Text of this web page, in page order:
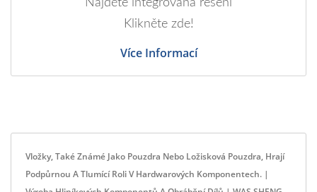
Najděte integrovaná řešení
Klikněte zde!
Více Informací
Vložky, Také Známé Jako Pouzdra Nebo Ložisková Pouzdra, Hrají
Podpůrnou A Tlumící Roli V Hardwarových Komponentech. |